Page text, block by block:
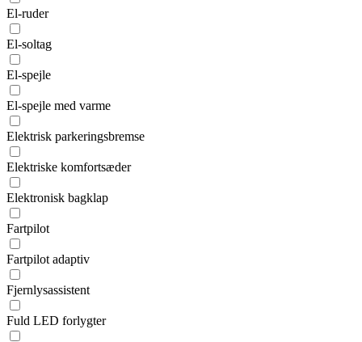
El-ruder
El-soltag
El-spejle
El-spejle med varme
Elektrisk parkeringsbremse
Elektriske komfortsæder
Elektronisk bagklap
Fartpilot
Fartpilot adaptiv
Fjernlysassistent
Fuld LED forlygter